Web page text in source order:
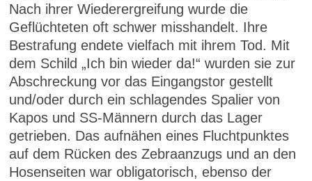
Nach ihrer Wiederergreifung wurde die
Geflüchteten oft schwer misshandelt. Ihre
Bestrafung endete vielfach mit ihrem Tod. Mit
dem Schild „Ich bin wieder da!“ wurden sie zur
Abschreckung vor das Eingangstor gestellt
und/oder durch ein schlagendes Spalier von
Kapos und SS-Männern durch das Lager
getrieben. Das aufnähen eines Fluchtpunktes
auf dem Rücken des Zebraanzugs und an den
Hosenseiten war obligatorisch, ebenso der